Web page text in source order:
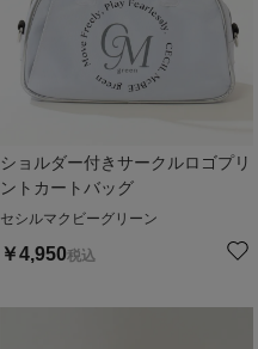
ショルダー付きサークルロゴプリ
ントカートバッグ
セシルマクビーグリーン
￥4,950税込